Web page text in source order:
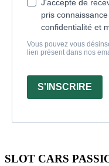
J'accepte de
pris
confidentialité et
Vous pouvez vous
lien présent dans nos
S'INSCRIRE
SLOT CARS